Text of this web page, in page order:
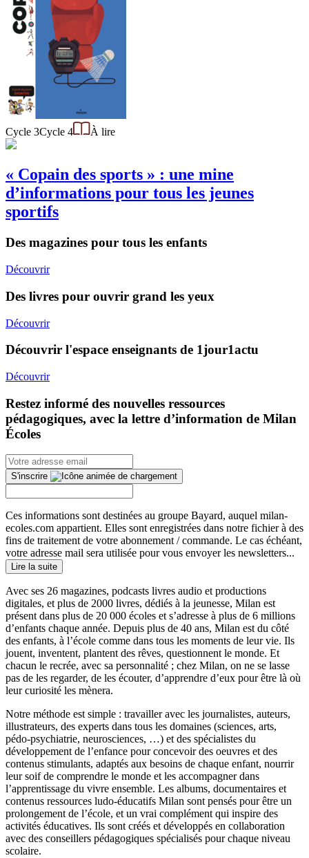
Cycle 3Cycle 4 À lire
« Copain des sports » : une mine
d’informations pour tous les jeunes
sportifs
Des magazines pour tous les enfants
Découvrir
Des livres pour ouvrir grand les yeux
Découvrir
Découvrir l'espace enseignants de 1jour1actu
Découvrir
Restez informé des nouvelles ressources
pédagogiques, avec la lettre d’information de Milan
Écoles
S'inscrire
Ces informations sont destinées au groupe Bayard, auquel milan-
ecoles.com appartient. Elles sont enregistrées dans notre fichier à des
fins de traitement de votre abonnement / commande. Le cas échéant,
votre adresse mail sera utilisée pour vous envoyer les newsletters...
Lire la suite
Avec ses 26 magazines, podcasts livres audio et productions
digitales, et plus de 2000 livres, dédiés à la jeunesse, Milan est
présent dans plus de 20 000 écoles et s’adresse à plus de 6 millions
d’enfants chaque année. Depuis plus de 40 ans, Milan est du côté
des enfants, à l’école comme dans tous les moments de leur vie. Ils
jouent, inventent, plantent des rêves, questionnent le monde. Et
chacun le recrée, avec sa personnalité ; chez Milan, on ne se lasse
pas de les regarder, de les écouter, d’apprendre d’eux pour être là où
leur curiosité les mènera.
Notre méthode est simple : travailler avec les journalistes, auteurs,
illustrateurs, des experts dans tous les domaines (sciences, arts,
pédo-psychiatrie, neurosciences, …) et des spécialistes du
développement de l’enfance pour concevoir des oeuvres et des
contenus stimulants, adaptés aux besoins de chaque enfant, nourrir
leur soif de comprendre le monde et les accompagner dans
l’apprentissage du vivre ensemble. Les albums, documentaires et
contenus ressources ludo-éducatifs Milan sont pensés pour être un
prolongement de l’école, et un vrai complément qui inspire des
activités éducatives. Ils sont créés et développés en collaboration
avec des conseillers pédagogiques spécialisés pour chaque niveau
scolaire.